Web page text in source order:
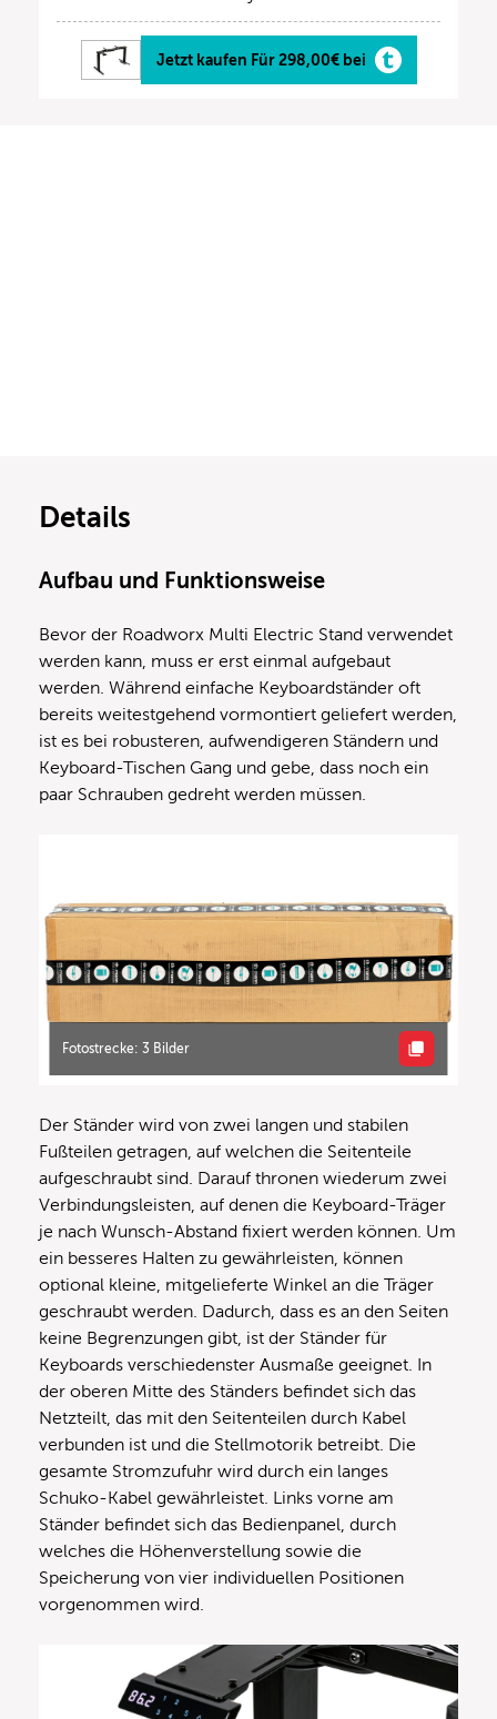
Jetzt kaufen Für 298,00€ bei
Details
Aufbau und Funktionsweise
Bevor der Roadworx Multi Electric Stand verwendet
werden kann, muss er erst einmal aufgebaut
werden. Während einfache Keyboardständer oft
bereits weitestgehend vormontiert geliefert werden,
ist es bei robusteren, aufwendigeren Ständern und
Keyboard-Tischen Gang und gebe, dass noch ein
paar Schrauben gedreht werden müssen.
Fotostrecke: 3 Bilder
Der Ständer wird von zwei langen und stabilen
Fußteilen getragen, auf welchen die Seitenteile
aufgeschraubt sind. Darauf thronen wiederum zwei
Verbindungsleisten, auf denen die Keyboard-Träger
je nach Wunsch-Abstand fixiert werden können. Um
ein besseres Halten zu gewährleisten, können
optional kleine, mitgelieferte Winkel an die Träger
geschraubt werden. Dadurch, dass es an den Seiten
keine Begrenzungen gibt, ist der Ständer für
Keyboards verschiedenster Ausmaße geeignet. In
der oberen Mitte des Ständers befindet sich das
Netzteilt, das mit den Seitenteilen durch Kabel
verbunden ist und die Stellmotorik betreibt. Die
gesamte Stromzufuhr wird durch ein langes
Schuko-Kabel gewährleistet. Links vorne am
Ständer befindet sich das Bedienpanel, durch
welches die Höhenverstellung sowie die
Speicherung von vier individuellen Positionen
vorgenommen wird.